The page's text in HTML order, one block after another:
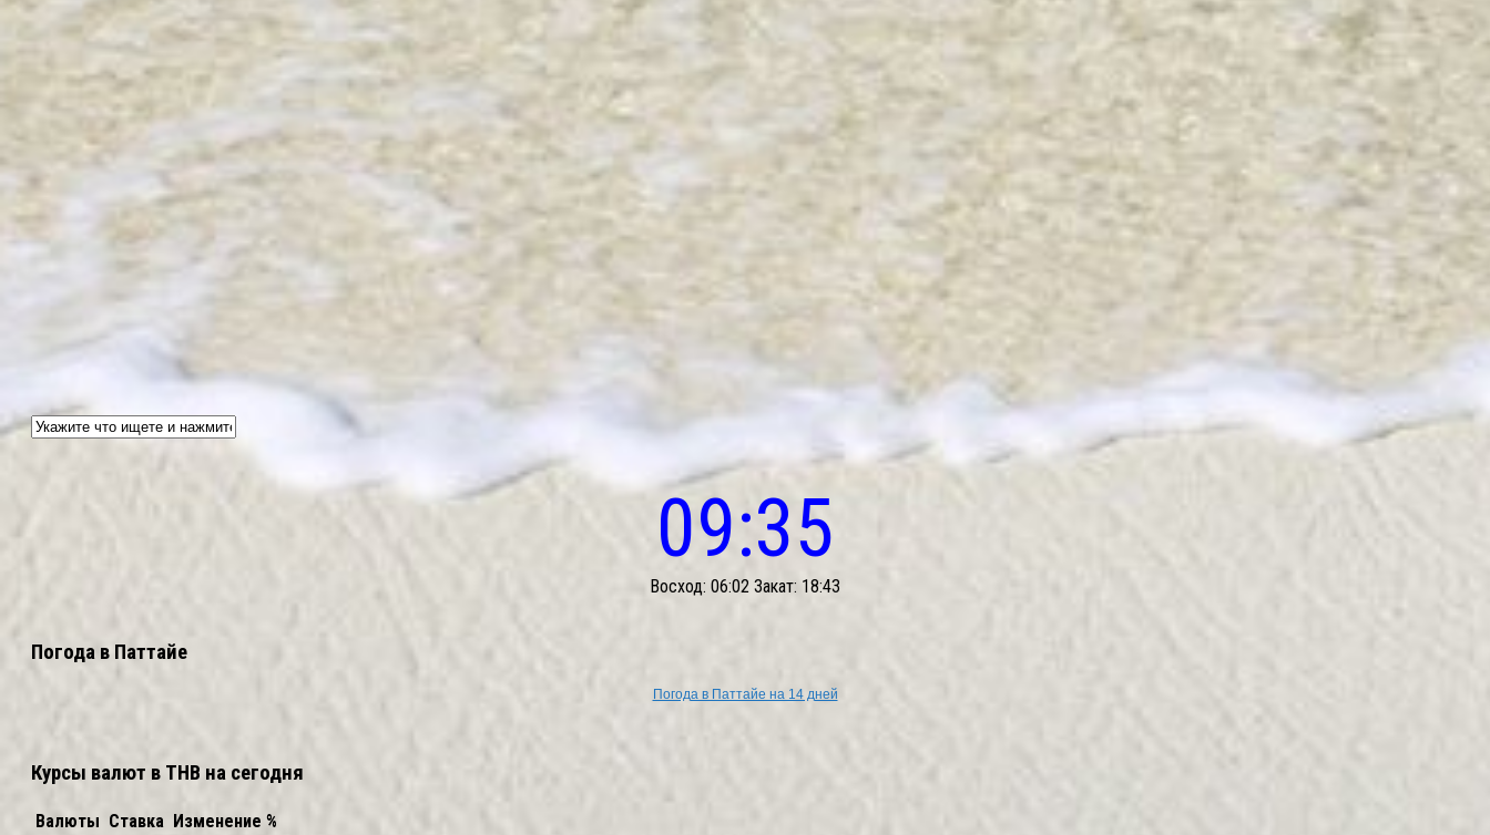
09:35
Восход: 06:02 Закат: 18:43
Погода в Паттайе
Погода в Паттайе на 14 дней
Курсы валют в THB на сегодня
Валюты Ставка Изменение %